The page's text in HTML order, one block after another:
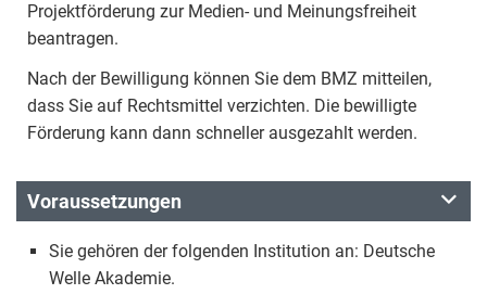
Projektförderung zur Medien- und Meinungsfreiheit
beantragen.
Nach der Bewilligung können Sie dem BMZ mitteilen,
dass Sie auf Rechtsmittel verzichten. Die bewilligte
Förderung kann dann schneller ausgezahlt werden.
Voraussetzungen
Sie gehören der folgenden Institution an: Deutsche
Welle Akademie.